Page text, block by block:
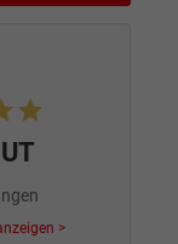
>